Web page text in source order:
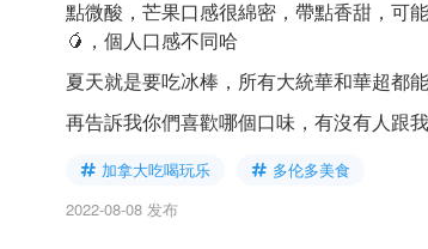
點微酸，芒果口感很綿密，帶點香甜，可
🥭，個人口感不同哈
夏天就是要吃冰棒，所有大統華和華超都
再告訴我你們喜歡哪個口味，有沒有人跟
加拿大吃喝玩乐
多伦多美食
2022-08-08 发布